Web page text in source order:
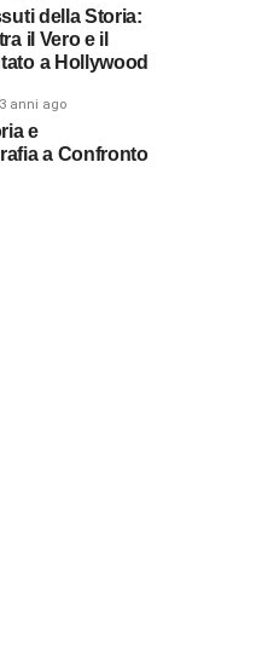
il Vero e il
a Hollywood
3 anni ago
a Confronto